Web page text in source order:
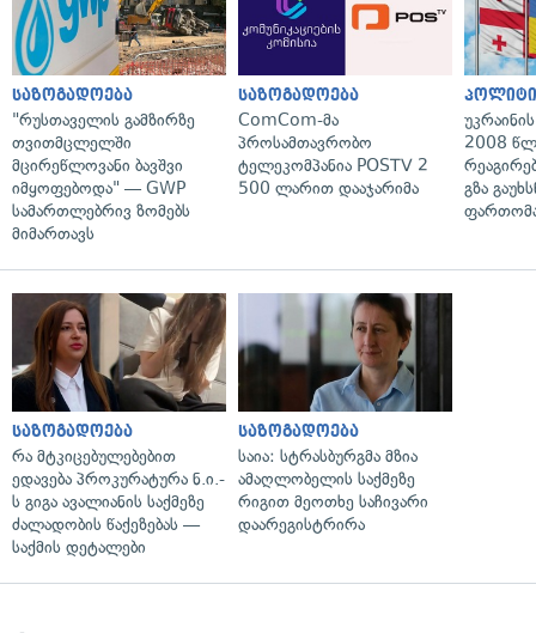
საზოგადოება
"რუსთაველის გამზირზე
თვითმცლელში
მცირეწლოვანი ბავშვი
იმყოფებოდა" — GWP
სამართლებრივ ზომებს
მიმართავს
საზოგადოება
ComCom-მა
პროსამთავრობო
ტელეკომპანია POSTV 2
500 ლარით დააჯარიმა
2008
გზა
საზოგადოება
რა მტკიცებულებებით
ედავება პროკურატურა ნ.ი.-
ს გიგა ავალიანის საქმეზე
ძალადობის წაქეზებას —
საქმის დეტალები
საზოგადოება
საია: სტრასბურგმა მზია
ამაღლობელის საქმეზე
რიგით მეოთხე საჩივარი
დაარეგისტრირა